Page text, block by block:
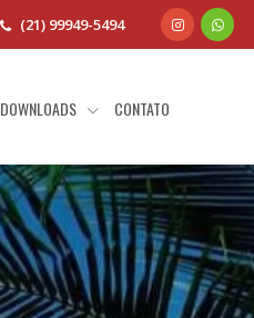
(21) 99949-5494
DOWNLOADS CONTATO